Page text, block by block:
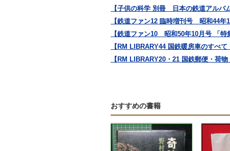
【子供の科学 別冊 日本の鉄道アル
【鉄道ファン12 臨時増刊号 昭和44年
【鉄道ファン10 昭和50年10月号 「
【RM LIBRARY44 国鉄暖房車のすべ
【RM LIBRARY20・21 国鉄郵便・荷
おすすめの書籍